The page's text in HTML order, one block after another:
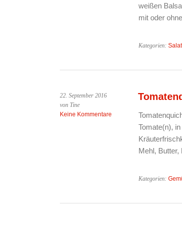
weißen
mit oder
Kategorien:
22. September 2016
von Tine
Keine Kommentare
Tomate(n),
Mehl,
Kategorien: